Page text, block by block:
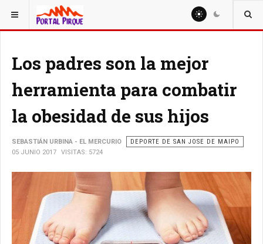
ESTÁ AQUÍ: DEPORTE
Los padres son la mejor
herramienta para combatir
la obesidad de sus hijos
SEBASTIÁN URBINA - EL MERCURIO
DEPORTE DE SAN JOSE DE MAIPO
05 JUNIO 2017
VISITAS: 5724